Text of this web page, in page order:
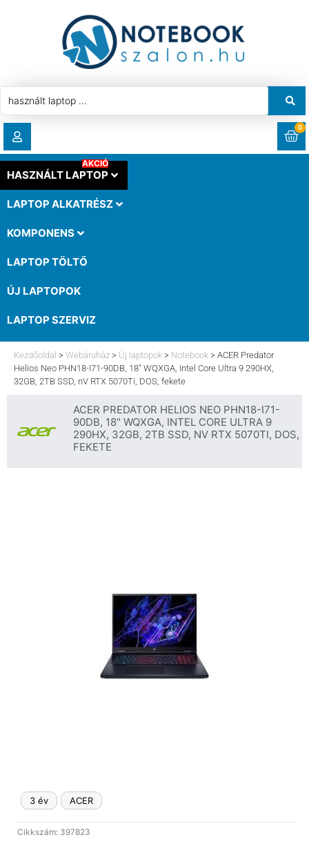
RENDELÉSEK
CÍMEK
FIÓKADATOK
ELFELEJTETT JELSZÓ
0
HASZNÁLT LAPTOP
AKCIÓ
LAPTOP ALKATRÉSZ
KOMPONENS
LAPTOP TÖLTŐ
ÚJ LAPTOPOK
LAPTOP SZERVIZ
Kezdőoldal > Webáruház > Új laptopok > Notebook > ACER Predator
Helios Neo PHN18-I71-90DB, 18″ WQXGA, Intel Core Ultra 9 290HX,
32GB, 2TB SSD, nV RTX 5070Ti, DOS, fekete
ACER PREDATOR HELIOS NEO PHN18-I71-
90DB, 18" WQXGA, INTEL CORE ULTRA 9
290HX, 32GB, 2TB SSD, NV RTX 5070TI, DOS,
FEKETE
3 év ACER
Cikkszám: 397823